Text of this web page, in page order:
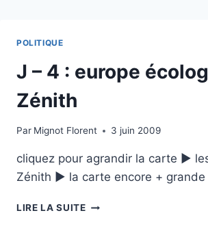
POLITIQUE
J – 4 : europe
Zénith
Par Mignot Florent 3 juin 2009
cliquez pour agrandir la carte ►
Zénith ► la carte encore + grande
LIRE LA SUITEJ